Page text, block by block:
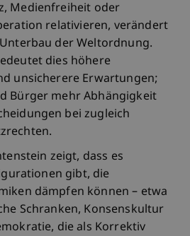
Medienfreiheit oder
relativieren, verändert
der Weltordnung.
dies höhere
unsicherere Erwartungen;
Bürger mehr Abhängigkeit
bei zugleich
zeigt, dass es
gibt, die
dämpfen können – etwa
Schranken, Konsenskultur
die als Korrektiv